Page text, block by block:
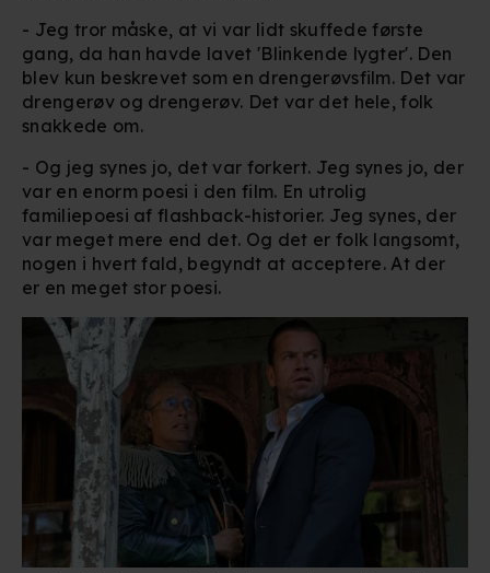
- Jeg tror måske, at vi var lidt skuffede første
gang, da han havde lavet 'Blinkende lygter'. Den
blev kun beskrevet som en drengerøvsfilm. Det var
drengerøv og drengerøv. Det var det hele, folk
snakkede om.
- Og jeg synes jo, det var forkert. Jeg synes jo, der
var en enorm poesi i den film. En utrolig
familiepoesi af flashback-historier. Jeg synes, der
var meget mere end det. Og det er folk langsomt,
nogen i hvert fald, begyndt at acceptere. At der
er en meget stor poesi.